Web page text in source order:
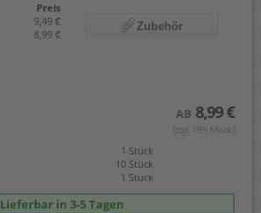
Preis
9,49 €
8,99 €
Zubehör
AB 8,99 €
(zzgl. 19% Mwst.)
1 Stück
10 Stück
1 Stück
Lieferbar in 3-5 Tagen